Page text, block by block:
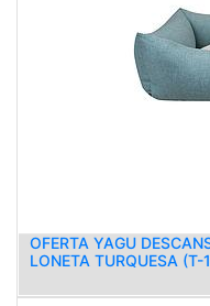
OFERTA YAGU
LONETA TURQUESA